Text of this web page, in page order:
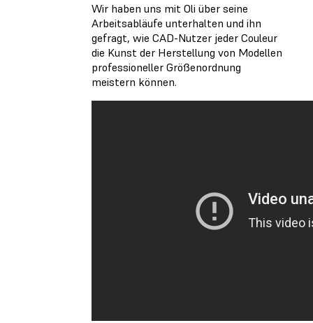
Wir haben uns mit Oli über seine
Arbeitsabläufe unterhalten und ihn
gefragt, wie CAD-Nutzer jeder Couleur
die Kunst der Herstellung von Modellen
professioneller Größenordnung
meistern können.